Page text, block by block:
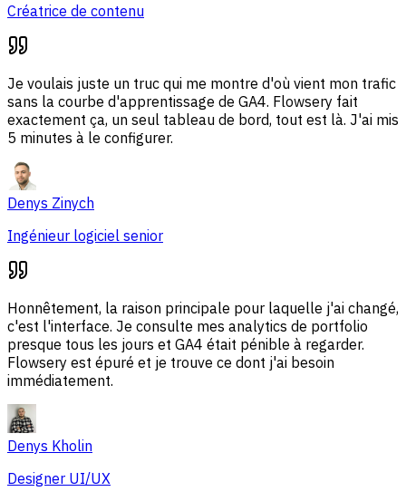
Créatrice de contenu
Je voulais juste un truc qui me montre d'où vient mon trafic
sans la courbe d'apprentissage de GA4. Flowsery fait
exactement ça, un seul tableau de bord, tout est là. J'ai mis
5 minutes à le configurer.
Denys Zinych
Ingénieur logiciel senior
Honnêtement, la raison principale pour laquelle j'ai changé,
c'est l'interface. Je consulte mes analytics de portfolio
presque tous les jours et GA4 était pénible à regarder.
Flowsery est épuré et je trouve ce dont j'ai besoin
immédiatement.
Denys Kholin
Designer UI/UX